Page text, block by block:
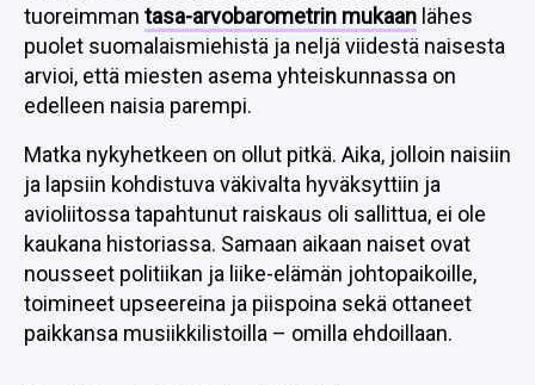
tuoreimman tasa-arvobarometrin mukaan lähes
puolet suomalaismiehistä ja neljä viidestä naisesta
arvioi, että miesten asema yhteiskunnassa on
edelleen naisia parempi.
Matka nykyhetkeen on ollut pitkä. Aika, jolloin naisiin
ja lapsiin kohdistuva väkivalta hyväksyttiin ja
avioliitossa tapahtunut raiskaus oli sallittua, ei ole
kaukana historiassa. Samaan aikaan naiset ovat
nousseet politiikan ja liike-elämän johtopaikoille,
toimineet upseereina ja piispoina sekä ottaneet
paikkansa musiikkilistoilla – omilla ehdoillaan.